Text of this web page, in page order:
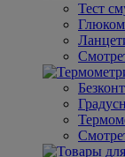
Тест